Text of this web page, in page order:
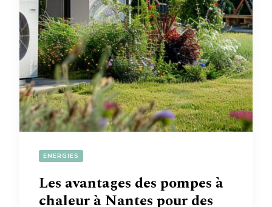
ENERGIES
Les avantages des pompes à
chaleur à Nantes pour des